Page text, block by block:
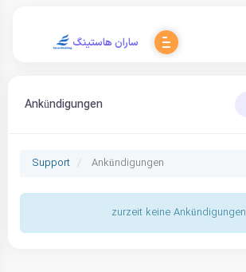
ساران هاستینگ
Ankündigungen
Support Ankündigungen
zurzeit keine Ankündigungen